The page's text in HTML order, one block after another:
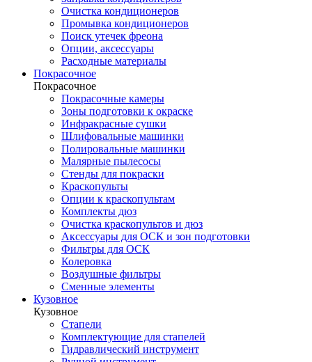
Очистка кондиционеров
Промывка кондиционеров
Поиск утечек фреона
Опции, аксессуары
Расходные материалы
Покрасочное
Покрасочное
Покрасочные камеры
Зоны подготовки к окраске
Инфракрасные сушки
Шлифовальные машинки
Полировальные машинки
Малярные пылесосы
Стенды для покраски
Краскопульты
Опции к краскопультам
Комплекты дюз
Очистка краскопультов и дюз
Аксессуары для ОСК и зон подготовки
Фильтры для ОСК
Колеровка
Воздушные фильтры
Сменные элементы
Кузовное
Кузовное
Стапели
Комплектующие для стапелей
Гидравлический инструмент